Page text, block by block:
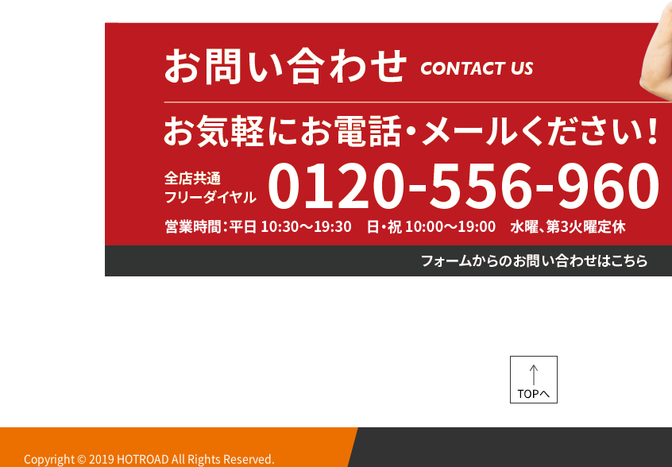
Copyright © 2019 HOTROAD All Rights Reserved.